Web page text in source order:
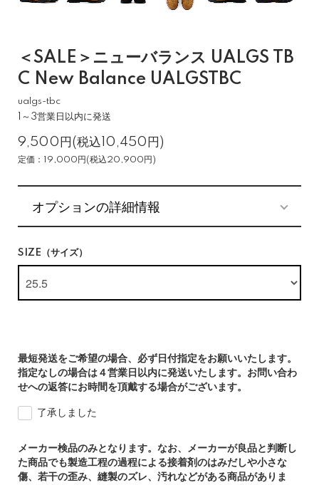
＜SALE＞ニューバランス UALGS TB
C New Balance UALGSTBC
ualgs-tbc
1～3営業日以内に発送
9,500円(税込10,450円)
定価：19,000円(税込20,900円)
オプションの詳細情報
SIZE（サイズ）
最短発送をご希望の場合、必ず日付指定をお願いいたします。
指定なしの場合は４営業日以内に発送いたします。お問い合わ
せへの返答にお時間を頂戴する場合がございます。
了承しました
メーカー検品のみとなります。なお、メーカーが良品と判断し
た商品でも製造工程の過程による接着剤のはみだしや小さな
傷、若干の歪み、縫製のズレ、汚れなどがある商品がありま